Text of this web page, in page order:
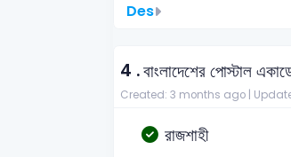
Des
4 .বাংলাদেশের পোস্টাল
Created: 3 months ago |
রাজশাহী